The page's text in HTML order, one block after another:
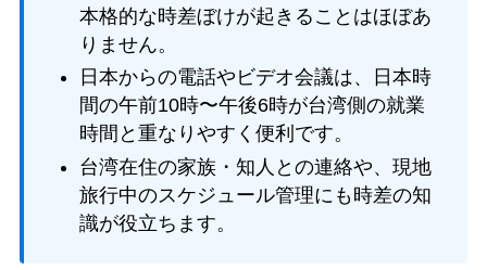
本格的な時差ぼけが起きることはほぼあ
りません。
日本からの電話やビデオ会議は、日本時
間の午前10時〜午後6時が台湾側の就業
時間と重なりやすく便利です。
台湾在住の家族・知人との連絡や、現地
旅行中のスケジュール管理にも時差の知
識が役立ちます。